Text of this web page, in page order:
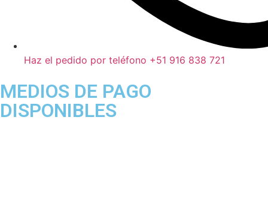
Haz el pedido por teléfono +51 916 838 721
MEDIOS DE PAGO
DISPONIBLES